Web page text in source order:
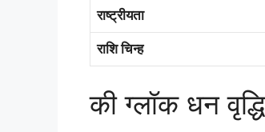
राष्ट्रीयता
राशि चिन्ह
की ग्लॉक धन वृद्धि